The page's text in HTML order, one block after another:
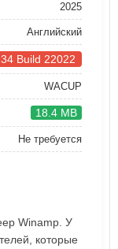
2025
Английский
Build 22022
WACUP
18.4 MB
Не требуется
Winamp. У
которые